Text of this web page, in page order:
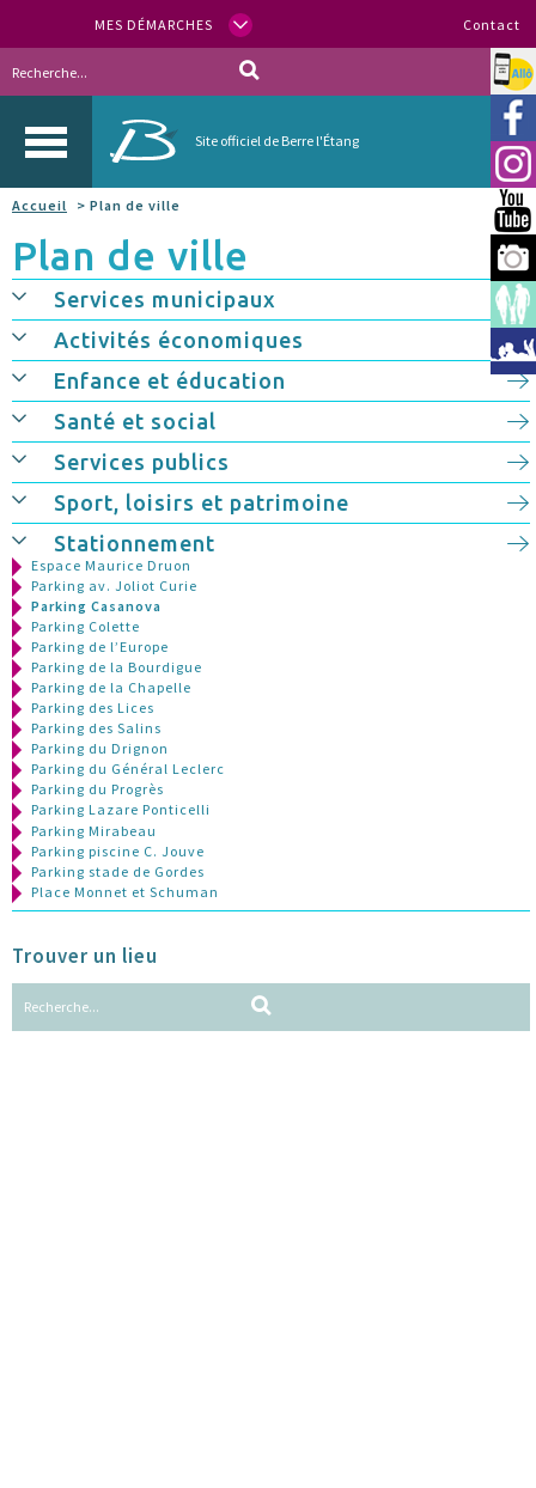
MES DÉMARCHES Contact
Site officiel de Berre l'Étang
Allo
Accueil > Plan de ville
Plan de ville
Services municipaux
Activités économiques
Enfance et éducation
Santé et social
Services publics
Sport, loisirs et patrimoine
Stationnement
Espace Maurice Druon
Parking av. Joliot Curie
Parking Casanova
Parking Colette
Parking de l’Europe
Parking de la Bourdigue
Parking de la Chapelle
Parking des Lices
Parking des Salins
Parking du Drignon
Parking du Général Leclerc
Parking du Progrès
Parking Lazare Ponticelli
Parking Mirabeau
Parking piscine C. Jouve
Parking stade de Gordes
Place Monnet et Schuman
Trouver un lieu